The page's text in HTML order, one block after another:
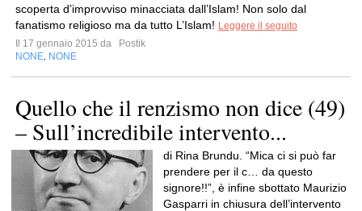
scoperta d’improvviso minacciata dall’Islam! Non solo dal
fanatismo religioso ma da tutto L’Islam! Leggere il seguito
Il 17 gennaio 2015 da
Postik
NONE NONE
Quello che il renzismo non dice (49)
– Sull’incredibile intervento...
di Rina Brundu. “Mica ci si può far
prendere per il c… da questo
signore!!”, è infine sbottato Maurizio
Gasparri in chiusura dell’intervento